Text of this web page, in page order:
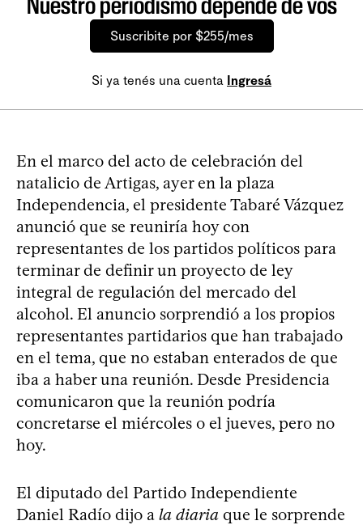
Suscribite por $255/mes
Si ya tenés una cuenta Ingresá
En el marco del acto de celebración del
natalicio de Artigas, ayer en la plaza
Independencia, el presidente Tabaré Vázquez
anunció que se reuniría hoy con
representantes de los partidos políticos para
terminar de definir un proyecto de ley
integral de regulación del mercado del
alcohol. El anuncio sorprendió a los propios
representantes partidarios que han trabajado
en el tema, que no estaban enterados de que
iba a haber una reunión. Desde Presidencia
comunicaron que la reunión podría
concretarse el miércoles o el jueves, pero no
hoy.
El diputado del Partido Independiente
Daniel Radío dijo a la diaria que le sorprende